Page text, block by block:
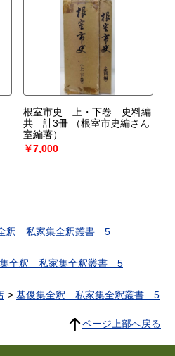
根室市史 上・下卷 史料編
共 計3冊
（根室市史編さん
室編著）
￥7,000
釈 私家集全釈叢書 5
全釈 私家集全釈叢書 5
基俊集全釈 私家集全釈叢書 5
ページ上部へ戻る